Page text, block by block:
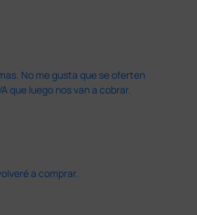
No me gusta que se oferten
que luego nos van a cobrar.
a comprar.